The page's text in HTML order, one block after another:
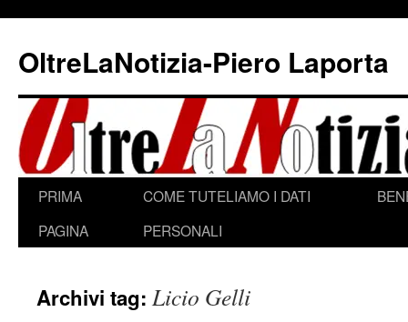
contenuto
OltreLaNotizia-Piero Laporta
PRIMA
PAGINA
COME TUTELIAMO I DATI
PERSONALI
Archivi tag: Licio Gelli